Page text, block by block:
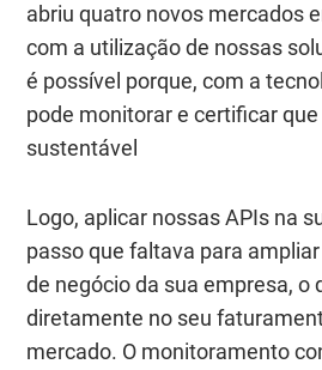
abriu quatro novos mercados
com a utilização de nossas
é possível porque, com a
pode monitorar e certificar
sustentável
Logo, aplicar nossas APIs na
passo que faltava para
de negócio da sua empresa, o
diretamente no seu
mercado. O monitoramento